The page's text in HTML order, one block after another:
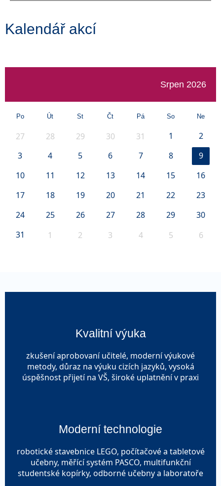
Kalendář akcí
Srpen 2026
Po Út St Čt Pá So Ne
27 28 29 30 31 1
2
3
4 5 6 7 8
9
10
11 12 13 14 15
16
17
18 19 20 21 22
23
24
25 26 27 28 29
30
31
1 2 3 4 5 6
Kvalitní výuka
zkušení aprobovaní učitelé, moderní výukové
metody, důraz na výuku cizích jazyků, vysoká
úspěšnost přijetí na VŠ, široké uplatnění v praxi
Moderní technologie
robotické stavebnice LEGO, počítačové a tabletové
učebny, měřící systém PASCO, multifunkční
studentské kopírky, odborné učebny a laboratoře